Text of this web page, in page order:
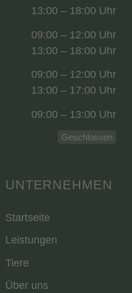
UNTERNEHMEN
Startseite
Leistungen
Tiere
Über uns
13:00 – 18:00 Uhr
09:00 – 12:00 Uhr
13:00 – 18:00 Uhr
09:00 – 12:00 Uhr
13:00 – 17:00 Uhr
09:00 – 13:00 Uhr
Geschlossen